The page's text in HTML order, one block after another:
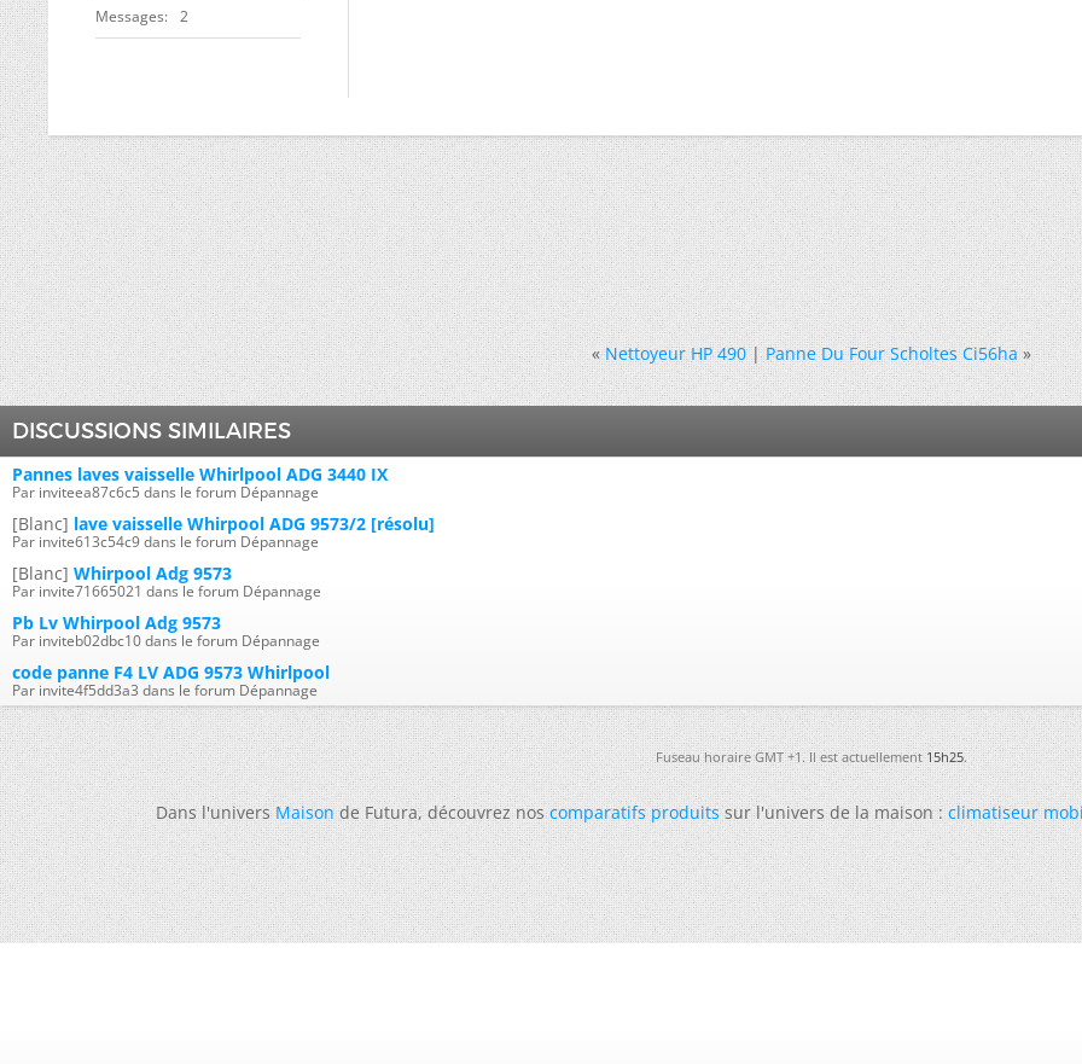
Messages 2
« Nettoyeur HP 490|Panne Du Four Scholtes Ci56ha »
DISCUSSIONS SIMILAIRES
Pannes laves vaisselle Whirlpool ADG 3440 IX
Par inviteea87c6c5 dans le forum Dépannage
[Blanc] lave vaisselle Whirpool ADG 9573/2 [résolu]
Par invite613c54c9 dans le forum Dépannage
[Blanc] Whirpool Adg 9573
Par invite71665021 dans le forum Dépannage
Pb Lv Whirpool Adg 9573
Par inviteb02dbc10 dans le forum Dépannage
code panne F4 LV ADG 9573 Whirlpool
Par invite4f5dd3a3 dans le forum Dépannage
Fuseau horaire GMT +1. Il est actuellement15h25.
Dans l'universMaisonde Futura, découvrez noscomparatifs produitssur l'univers de la maison :climatiseur